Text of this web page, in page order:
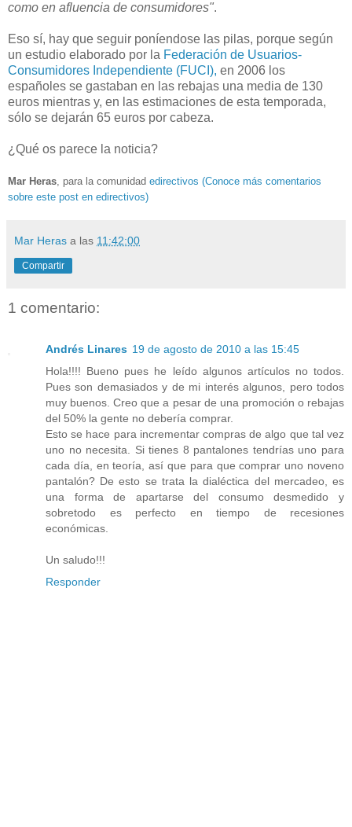
como en afluencia de consumidores".
Eso sí, hay que seguir poníendose las pilas, porque según
un estudio elaborado por la Federación de Usuarios-
Consumidores Independiente (FUCI), en 2006 los
españoles se gastaban en las rebajas una media de 130
euros mientras y, en las estimaciones de esta temporada,
sólo se dejarán 65 euros por cabeza.
¿Qué os parece la noticia?
Mar Heras, para la comunidad edirectivos (Conoce más comentarios
sobre este post en edirectivos)
Mar Heras a las 11:42:00
Compartir
1 comentario:
Andrés Linares 19 de agosto de 2010 a las 15:45
Hola!!!! Bueno pues he leído algunos artículos no todos.
Pues son demasiados y de mi interés algunos, pero todos
muy buenos. Creo que a pesar de una promoción o rebajas
del 50% la gente no debería comprar.
Esto se hace para incrementar compras de algo que tal vez
uno no necesita. Si tienes 8 pantalones tendrías uno para
cada día, en teoría, así que para que comprar uno noveno
pantalón? De esto se trata la dialéctica del mercadeo, es
una forma de apartarse del consumo desmedido y
sobretodo es perfecto en tiempo de recesiones
económicas.
Un saludo!!!
Responder